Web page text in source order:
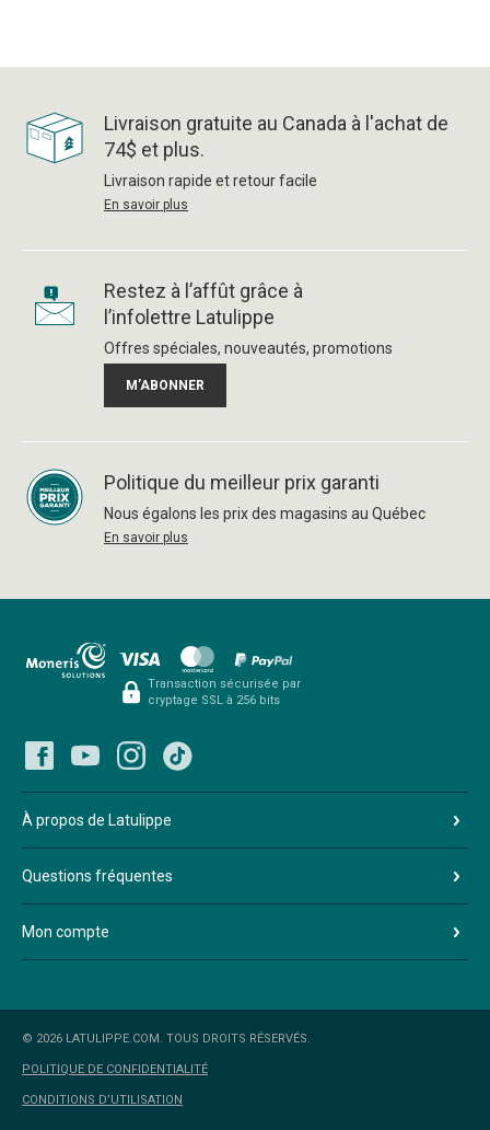
Livraison gratuite au Canada à l'achat de
74$ et plus.
Livraison rapide et retour facile
En savoir plus
Restez à l’affût grâce à
l’infolettre Latulippe
Offres spéciales, nouveautés, promotions
M’ABONNER
Politique du meilleur prix garanti
Nous égalons les prix des magasins au Québec
En savoir plus
Transaction sécurisée par
cryptage SSL à 256 bits
À propos de Latulippe
Questions fréquentes
Mon compte
© 2026 LATULIPPE.COM. TOUS DROITS RÉSERVÉS.
POLITIQUE DE CONFIDENTIALITÉ
CONDITIONS D’UTILISATION